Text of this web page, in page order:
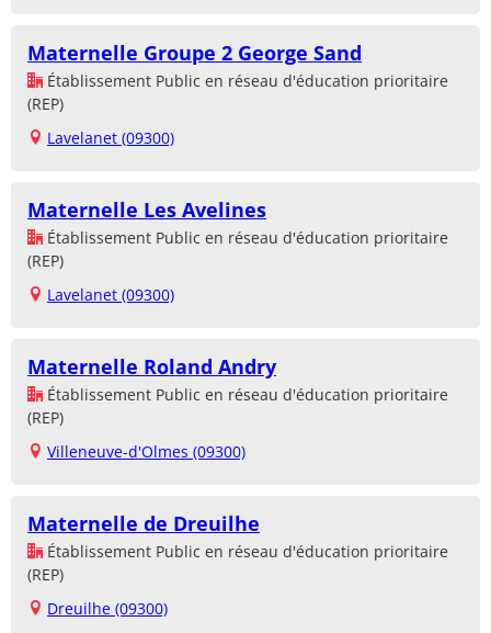
Maternelle Groupe 2 George Sand
Établissement Public en réseau d'éducation prioritaire
(REP)
Lavelanet (09300)
Maternelle Les Avelines
Établissement Public en réseau d'éducation prioritaire
(REP)
Lavelanet (09300)
Maternelle Roland Andry
Établissement Public en réseau d'éducation prioritaire
(REP)
Villeneuve-d'Olmes (09300)
Maternelle de Dreuilhe
Établissement Public en réseau d'éducation prioritaire
(REP)
Dreuilhe (09300)